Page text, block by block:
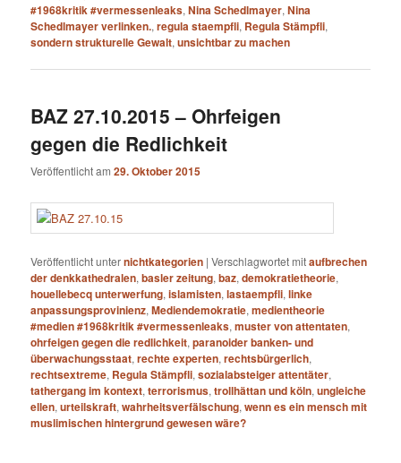
#1968kritik #vermessenleaks,Nina Schedlmayer,Nina
Schedlmayer verlinken.,regula staempfli, Regula Stämpfli,
sondern strukturelle Gewalt,unsichtbar zu machen
BAZ 27.10.2015 – Ohrfeigen
gegen die Redlichkeit
Veröffentlicht am29. Oktober 2015
Veröffentlicht unternichtkategorien |Verschlagwortet mitaufbrechen
der denkkathedralen,basler zeitung,baz,demokratietheorie,
houellebecq unterwerfung,islamisten,lastaempfli,linke
anpassungsprovinienz,Mediendemokratie,medientheorie
#medien #1968kritik #vermessenleaks,muster von attentaten,
ohrfeigen gegen die redlichkeit,paranoider banken- und
überwachungsstaat,rechte experten,rechtsbürgerlich,
rechtsextreme, Regula Stämpfli,sozialabsteiger attentäter,
tathergang im kontext,terrorismus,trollhättan und köln,ungleiche
ellen,urteilskraft,wahrheitsverfälschung,wenn es ein mensch mit
muslimischen hintergrund gewesen wäre?